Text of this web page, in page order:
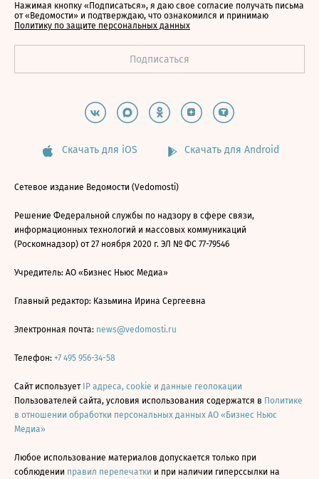
Нажимая кнопку «Подписаться», я даю свое согласие получать письма
от «Ведомости» и подтверждаю, что ознакомился и принимаю
Политику по защите персональных данных
Скачать для iOS Скачать для Android
Сетевое издание Ведомости (Vedomosti)
Решение Федеральной службы по надзору в сфере связи,
информационных технологий и массовых коммуникаций
(Роскомнадзор) от 27 ноября 2020 г. ЭЛ № ФС 77-79546
Учредитель: АО «Бизнес Ньюс Медиа»
Главный редактор: Казьмина Ирина Сергеевна
Электронная почта: news@vedomosti.ru
Телефон: +7 495 956-34-58
Сайт использует IP адреса, cookie и данные геолокации
Пользователей сайта, условия использования содержатся в Политике
в отношении обработки персональных данных АО «Бизнес Ньюс
Медиа»
Любое использование материалов допускается только при
соблюдении правил перепечатки и при наличии гиперссылки на